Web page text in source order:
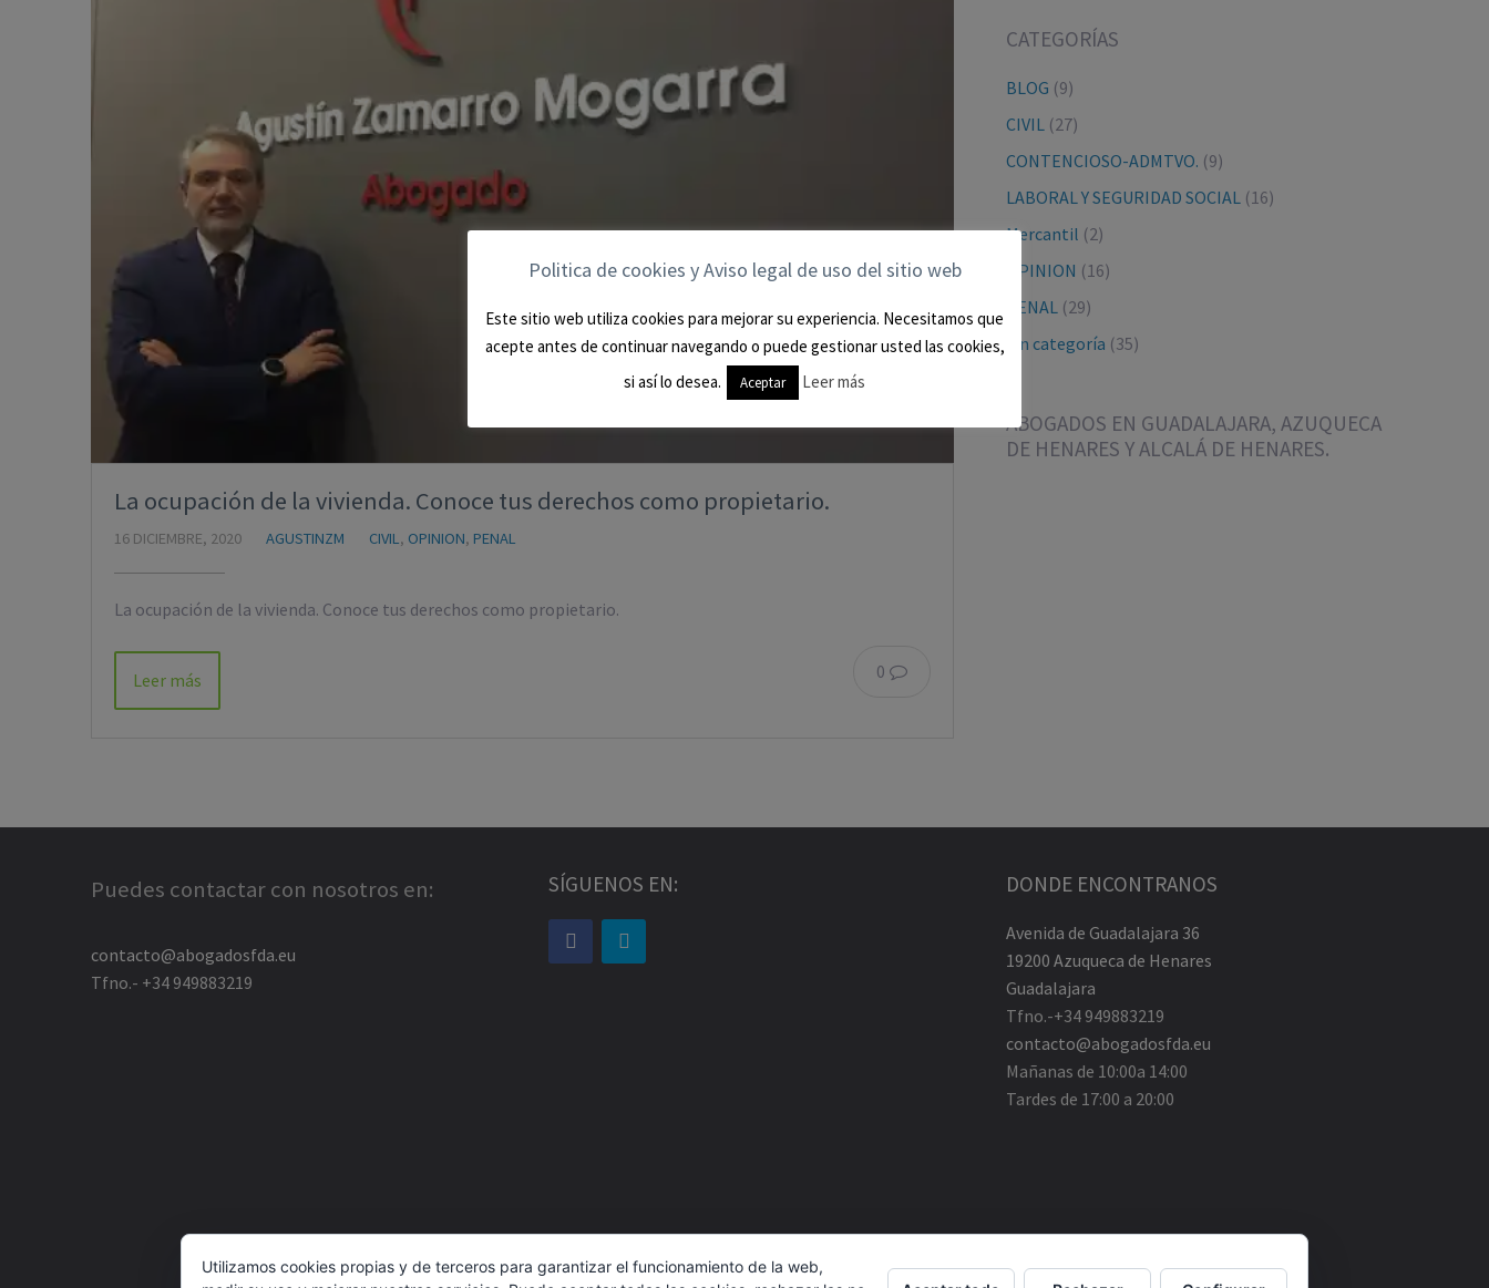
La ocupación de la vivienda. Conoce tus derechos como propietario.
16 DICIEMBRE, 2020 AGUSTINZM CIVIL, OPINION, PENAL
La ocupación de la vivienda. Conoce tus derechos como propietario.
0
Leer más
CATEGORÍAS
BLOG (9)
CIVIL(27)
CONTENCIOSO-ADMTVO. (9)
LABORAL Y SEGURIDAD SOCIAL(16)
Mercantil (2)
OPINION (16)
PENAL(29)
Sin categoría (35)
ABOGADOS EN GUADALAJARA, AZUQUECA
DE HENARES Y ALCALÁ DE HENARES.
Puedes contactar con nosotros en:
contacto@abogadosfda.eu
Tfno.- +34 949883219
SÍGUENOS EN: DONDE ENCONTRANOS
Avenida de Guadalajara 36
19200 Azuqueca de Henares
Guadalajara
Tfno.-+34 949883219
contacto@abogadosfda.eu
Mañanas de 10:00a 14:00
Tardes de 17:00 a 20:00
Politica de cookies y Aviso legal de uso del sitio web
Este sitio web utiliza cookies para mejorar su experiencia. Necesitamos que
acepte antes de continuar navegando o puede gestionar usted las cookies,
si así lo desea.
Aceptar Leer más
Utilizamos cookies propias y de terceros para garantizar el funcionamiento de la web,